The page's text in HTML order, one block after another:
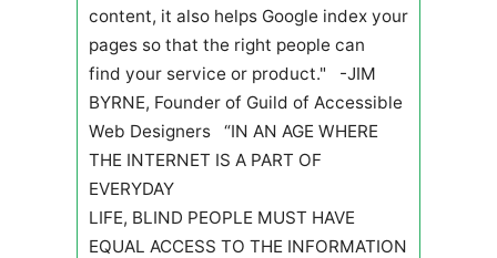
content, it also helps Google index your
pages so that the right people can
find your service or product." -JIM
BYRNE, Founder of Guild of Accessible
Web Designers “IN AN AGE WHERE
THE INTERNET IS A PART OF
EVERYDAY
LIFE, BLIND PEOPLE MUST HAVE
EQUAL ACCESS TO THE INFORMATION